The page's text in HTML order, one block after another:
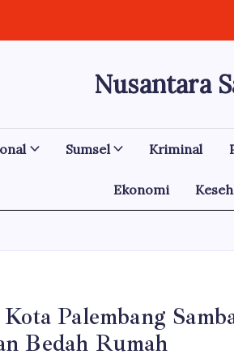
Nusantara
Berita
Sumsel Kriminal
Ekonomi
Palembang
Bedah Rumah